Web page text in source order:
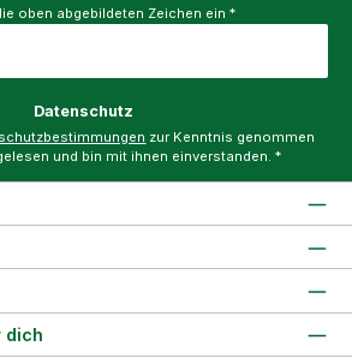
oben abgebildeten Zeichen ein *
Datenschutz
zur Kenntnis genommen
und bin mit ihnen einverstanden. *
dich